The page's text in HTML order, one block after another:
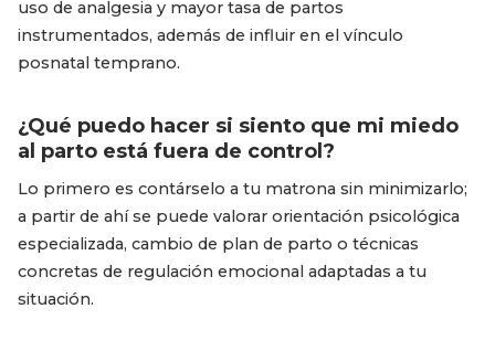
uso de analgesia y mayor tasa de partos
instrumentados, además de influir en el vínculo
posnatal temprano.
¿Qué puedo hacer si siento que mi miedo
al parto está fuera de control?
Lo primero es contárselo a tu matrona sin minimizarlo;
a partir de ahí se puede valorar orientación psicológica
especializada, cambio de plan de parto o técnicas
concretas de regulación emocional adaptadas a tu
situación.